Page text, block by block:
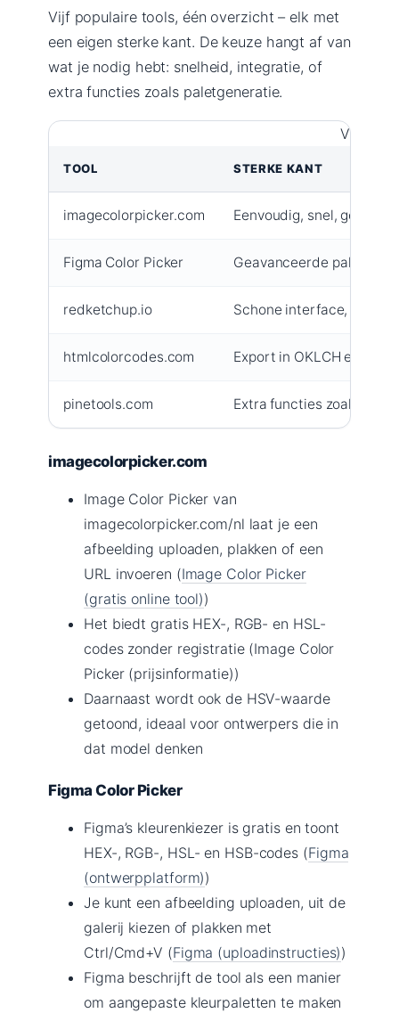
Vijf populaire tools, één overzicht – elk met
een eigen sterke kant. De keuze hangt af van
wat je nodig hebt: snelheid, integratie, of
extra functies zoals paletgeneratie.
Vijf
TOOL STERKE KANT
imagecolorpicker.com Eenvoudig, snel, geen
Figma Color Picker Geavanceerde
redketchup.io Schone interface,
htmlcolorcodes.com Export in OKLCH en
pinetools.com Extra functies zoals
imagecolorpicker.com
Image Color Picker van
imagecolorpicker.com/nl laat je een
afbeelding uploaden, plakken of een
URL invoeren (Image Color Picker
(gratis online tool))
Het biedt gratis HEX-, RGB- en HSL-
codes zonder registratie (Image Color
Picker (prijsinformatie))
Daarnaast wordt ook de HSV-waarde
getoond, ideaal voor ontwerpers die in
dat model denken
Figma Color Picker
Figma’s kleurenkiezer is gratis en toont
HEX-, RGB-, HSL- en HSB-codes (Figma
(ontwerpplatform))
Je kunt een afbeelding uploaden, uit de
galerij kiezen of plakken met
Ctrl/Cmd+V (Figma (uploadinstructies))
Figma beschrijft de tool als een manier
om aangepaste kleurpaletten te maken